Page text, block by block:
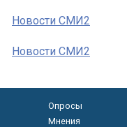
Новости СМИ2
Новости СМИ2
Опросы
Мнения